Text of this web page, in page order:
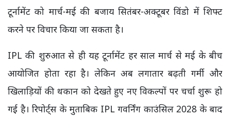
टूर्नामेंट को मार्च-मई की बजाय सितंबर-अक्टूबर विंडो में शिफ्ट
करने पर विचार किया जा सकता है।
IPL की शुरुआत से ही यह टूर्नामेंट हर साल मार्च से मई के बीच
आयोजित होता रहा है। लेकिन अब लगातार बढ़ती गर्मी और
खिलाड़ियों की थकान को देखते हुए नए विकल्पों पर चर्चा शुरू हो
गई है। रिपोर्ट्स के मुताबिक IPL गवर्निंग काउंसिल 2028 के बाद